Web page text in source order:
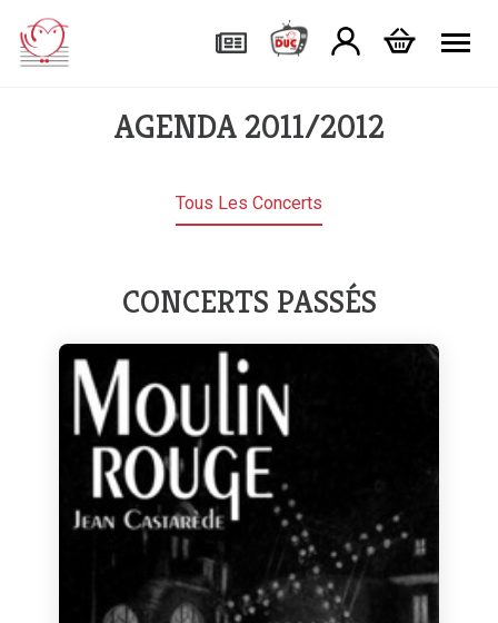
AGENDA 2011/2012
Tous Les Concerts
CONCERTS PASSÉS